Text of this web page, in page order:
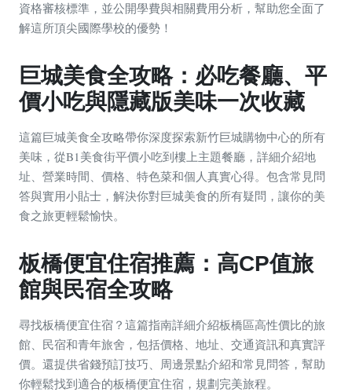
資格審核標準，並公開學費與相關費用分析，幫助您全面了
解這所頂尖國際學校的優勢！
巨城美食全攻略：必吃餐廳、平
價小吃與隱藏版美味一次收藏
這篇巨城美食全攻略帶你深度探索新竹巨城購物中心的所有
美味，從B1美食街平價小吃到樓上主題餐廳，詳細介紹地
址、營業時間、價格、特色菜和個人真實心得。包含常見問
答與實用小貼士，解決你對巨城美食的所有疑問，讓你的美
食之旅更輕鬆愉快。
板橋便宜住宿推薦：高CP值旅
館與民宿全攻略
尋找板橋便宜住宿？這篇指南詳細介紹板橋區高性價比的旅
館、民宿和青年旅舍，包括價格、地址、交通資訊和真實評
價。還提供省錢預訂技巧、周邊景點介紹和常見問答，幫助
你輕鬆找到適合的板橋便宜住宿，規劃完美旅程。